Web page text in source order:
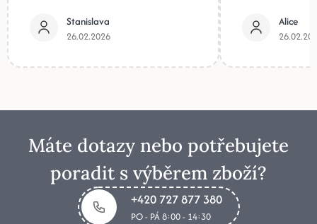
Stanislava
26.02.2026
Alice
Máte dotazy nebo potřebujete
poradit s výběrem zboží?
+420 727 877 380
PO - PÁ 8:00 - 14:30